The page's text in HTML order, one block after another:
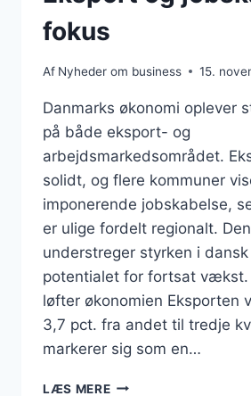
fokus
Af Nyheder om business 15.
Danmarks økonomi oplever
på både eksport- og
arbejdsmarkedsområdet.
solidt, og flere kommuner
imponerende jobskabelse,
er ulige fordelt regionalt.
understreger styrken i
potentialet for fortsat vækst.
løfter økonomien Eksporten
3,7 pct. fra andet til tredje
markerer sig som en…
LÆS MEREDANSK